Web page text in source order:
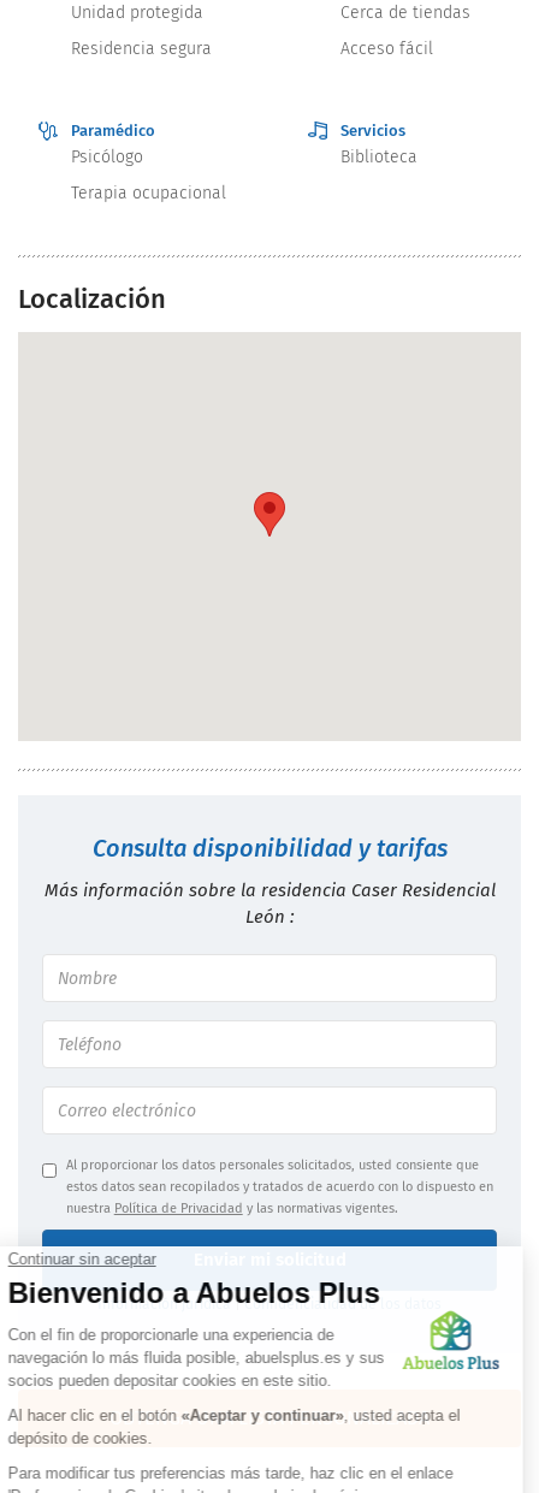
Unidad protegida
Residencia segura
Cerca de tiendas
Acceso fácil
Paramédico
Psicólogo
Terapia ocupacional
Servicios
Biblioteca
Localización
Consulta disponibilidad y tarifas
Más información sobre la residencia Caser Residencial
León :
Al proporcionar los datos personales solicitados, usted consiente que
estos datos sean recopilados y tratados de acuerdo con lo dispuesto en
nuestra Política de Privacidad y las normativas vigentes.
Información jurídica|Confidencialidad de los datos
OBTENGA UNA LISTA PERSONALIZADA